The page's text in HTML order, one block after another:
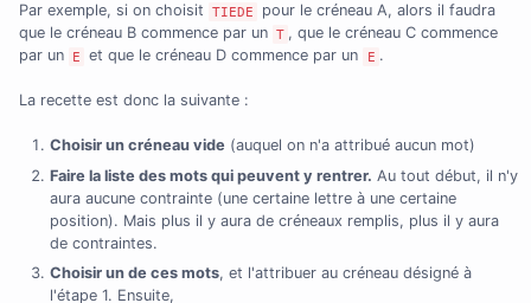
Par exemple, si on choisit
TIEDE
pour le créneau A, alors il faudra
que le créneau B commence par un T , que le créneau C commence
par un
E et que le créneau D commence par un E .
La recette est donc la suivante :
Choisir un créneau vide(auquel on n'a attribué aucun mot)
Faire la liste des mots qui peuvent y rentrer. Au tout début, il n'y
aura aucune contrainte (une certaine lettre à une certaine
position). Mais plus il y aura de créneaux remplis, plus il y aura
de contraintes.
Choisir un de ces mots, et l'attribuer au créneau désigné à
l'étape 1. Ensuite,